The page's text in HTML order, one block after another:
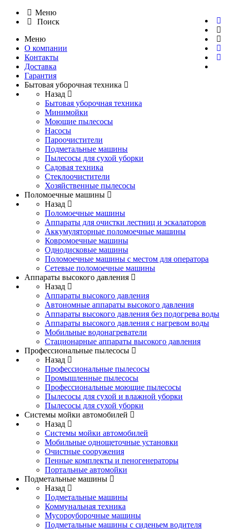
Меню
Поиск
Меню
О компании
Контакты
Доставка
Гарантия
Бытовая уборочная техника
Назад
Бытовая уборочная техника
Минимойки
Моющие пылесосы
Насосы
Пароочистители
Подметальные машины
Пылесосы для сухой уборки
Садовая техника
Стеклоочистители
Хозяйственные пылесосы
Поломоечные машины
Назад
Поломоечные машины
Аппараты для очистки лестниц и эскалаторов
Аккумуляторные поломоечные машины
Ковромоечные машины
Однодисковые машины
Поломоечные машины с местом для оператора
Сетевые поломоечные машины
Аппараты высокого давления
Назад
Аппараты высокого давления
Автономные аппараты высокого давления
Аппараты высокого давления без подогрева воды
Аппараты высокого давления с нагревом воды
Мобильные водонагреватели
Стационарные аппараты высокого давления
Профессиональные пылесосы
Назад
Профессиональные пылесосы
Промышленные пылесосы
Профессиональные моющие пылесосы
Пылесосы для сухой и влажной уборки
Пылесосы для сухой уборки
Системы мойки автомобилей
Назад
Системы мойки автомобилей
Мобильные однощеточные установки
Очистные сооружения
Пенные комплекты и пеногенераторы
Портальные автомойки
Подметальные машины
Назад
Подметальные машины
Коммунальная техника
Мусороуборочные машины
Подметальные машины с сиденьем водителя